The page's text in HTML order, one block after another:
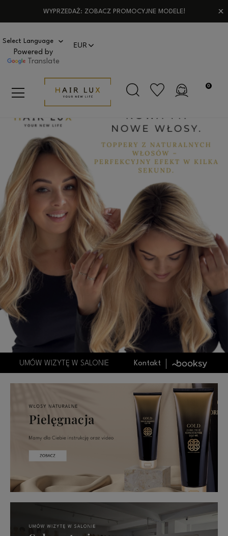
WYPRZEDAŻ: ZOBACZ PROMOCYJNE MODELE!
Powered by
Translate
UMÓW WIZYTĘ W SALONIE Kontakt